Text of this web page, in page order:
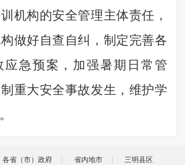
机构的安全管理主体责任，
做好自查自纠，制定完善各
应急预案，加强暑期日常管
重大安全事故发生，维护学
各省（市）政府 省内地市 三明县区